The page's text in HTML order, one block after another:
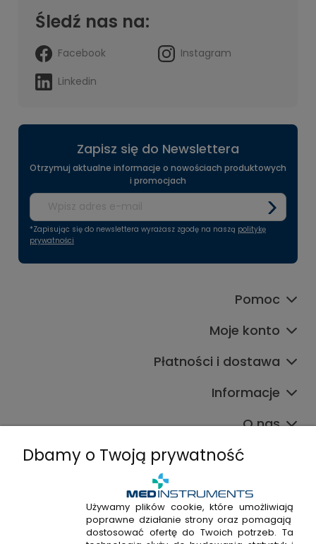
Śledź nas na:
Facebook
Instagram
Linkedin
Zapisz się do Newslettera
Otrzymuj aktualne informacje o nowościach produktowych
i promocjach
*Zapisując się do newslettera wyrażasz zgodę na naszą politykę
prywatności
Pomoc
Moje konto
Płatności i dostawa
Informacje
O nas
+48 720 915 338
Dbamy o Twoją prywatność
Używamy plików cookie, które umożliwiają
poprawne działanie strony oraz pomagają
dostosować ofertę do Twoich potrzeb. Ta